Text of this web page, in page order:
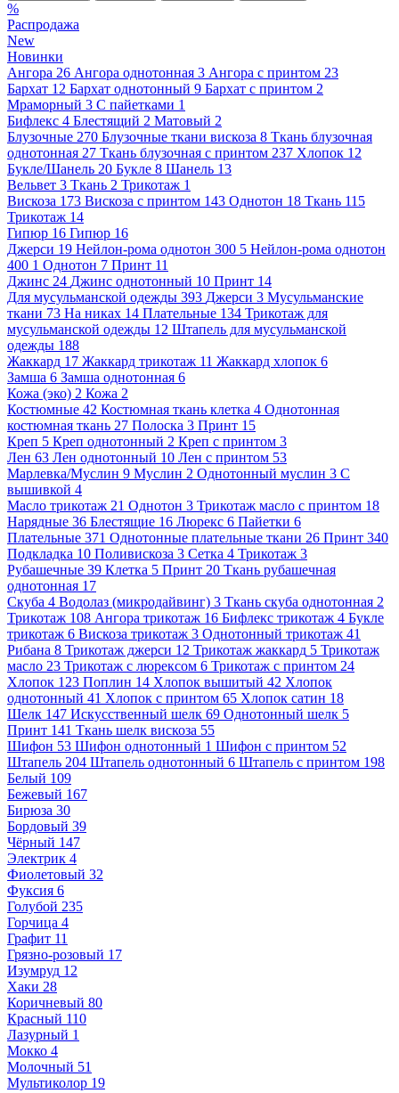
%
Распродажа
New
Новинки
Ангора 26 Ангора однотонная 3 Ангора с принтом 23
Бархат 12 Бархат однотонный 9 Бархат с принтом 2
Мраморный 3 С пайетками 1
Бифлекс 4 Блестящий 2 Матовый 2
Блузочные 270 Блузочные ткани вискоза 8 Ткань блузочная
однотонная 27 Ткань блузочная с принтом 237 Хлопок 12
Букле/Шанель 20 Букле 8 Шанель 13
Вельвет 3 Ткань 2 Трикотаж 1
Вискоза 173 Вискоза с принтом 143 Однотон 18 Ткань 115
Трикотаж 14
Гипюр 16 Гипюр 16
Джерси 19 Нейлон-рома однотон 300 5 Нейлон-рома однотон
400 1 Однотон 7 Принт 11
Джинс 24 Джинс однотонный 10 Принт 14
Для мусульманской одежды 393 Джерси 3 Мусульманские
ткани 73 На никах 14 Плательные 134 Трикотаж для
мусульманской одежды 12 Штапель для мусульманской
одежды 188
Жаккард 17 Жаккард трикотаж 11 Жаккард хлопок 6
Замша 6 Замша однотонная 6
Кожа (эко) 2 Кожа 2
Костюмные 42 Костюмная ткань клетка 4 Однотонная
костюмная ткань 27 Полоска 3 Принт 15
Креп 5 Креп однотонный 2 Креп с принтом 3
Лен 63 Лен однотонный 10 Лен с принтом 53
Марлевка/Муслин 9 Муслин 2 Однотонный муслин 3 С
вышивкой 4
Масло трикотаж 21 Однотон 3 Трикотаж масло с принтом 18
Нарядные 36 Блестящие 16 Люрекс 6 Пайетки 6
Плательные 371 Однотонные плательные ткани 26 Принт 340
Подкладка 10 Поливискоза 3 Сетка 4 Трикотаж 3
Рубашечные 39 Клетка 5 Принт 20 Ткань рубашечная
однотонная 17
Скуба 4 Водолаз (микродайвинг) 3 Ткань скуба однотонная 2
Трикотаж 108 Ангора трикотаж 16 Бифлекс трикотаж 4 Букле
трикотаж 6 Вискоза трикотаж 3 Однотонный трикотаж 41
Рибана 8 Трикотаж джерси 12 Трикотаж жаккард 5 Трикотаж
масло 23 Трикотаж с люрексом 6 Трикотаж с принтом 24
Хлопок 123 Поплин 14 Хлопок вышитый 42 Хлопок
однотонный 41 Хлопок с принтом 65 Хлопок сатин 18
Шелк 147 Искусственный шелк 69 Однотонный шелк 5
Принт 141 Ткань шелк вискоза 55
Шифон 53 Шифон однотонный 1 Шифон с принтом 52
Штапель 204 Штапель однотонный 6 Штапель с принтом 198
Белый 109
Бежевый 167
Бирюза 30
Бордовый 39
Чёрный 147
Электрик 4
Фиолетовый 32
Фуксия 6
Голубой 235
Горчица 4
Графит 11
Грязно-розовый 17
Изумруд 12
Хаки 28
Коричневый 80
Красный 110
Лазурный 1
Мокко 4
Молочный 51
Мультиколор 19